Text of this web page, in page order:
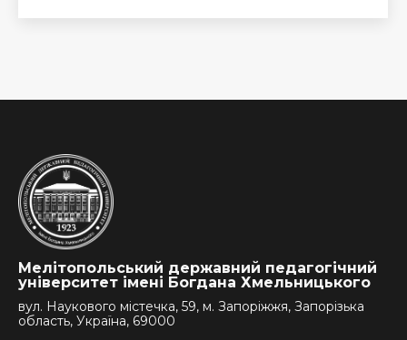
Мелітопольський державний педагогічний
університет імені Богдана Хмельницького
вул. Наукового містечка, 59, м. Запоріжжя, Запорізька
область, Україна, 69000